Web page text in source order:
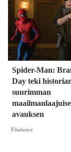
Spider-Man:
Day teki
suurimman
avauksen
Findance